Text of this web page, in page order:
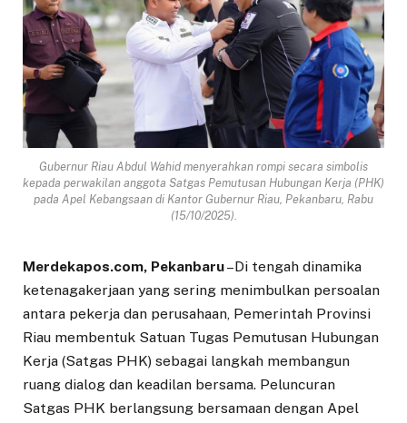
Gubernur Riau Abdul Wahid menyerahkan rompi secara simbolis
kepada perwakilan anggota Satgas Pemutusan Hubungan Kerja (PHK)
pada Apel Kebangsaan di Kantor Gubernur Riau, Pekanbaru, Rabu
(15/10/2025).
Merdekapos.com, Pekanbaru–Di tengah dinamika
ketenagakerjaan yang sering menimbulkan persoalan
antara pekerja dan perusahaan, Pemerintah Provinsi
Riau membentuk Satuan Tugas Pemutusan Hubungan
Kerja (Satgas PHK) sebagai langkah membangun
ruang dialog dan keadilan bersama. Peluncuran
Satgas PHK berlangsung bersamaan dengan Apel